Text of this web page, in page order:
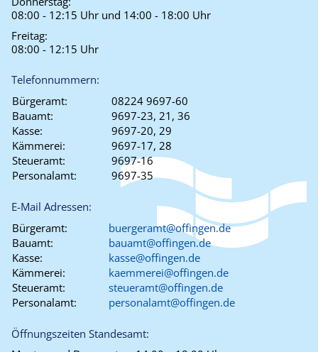
08:00 - 12:15 Uhr und 14:00 - 18:00 Uhr
Freitag:
08:00 - 12:15 Uhr
Telefonnummern:
Bürgeramt:
08224 9697-60
Bauamt:
9697-23, 21, 36
Kasse:
9697-20, 29
Kämmerei:
9697-17, 28
Steueramt:
9697-16
Personalamt:
9697-35
E-Mail Adressen:
Bürgeramt:
buergeramt@offingen.de
Bauamt:
bauamt@offingen.de
Kasse:
kasse@offingen.de
Kämmerei:
kaemmerei@offingen.de
Steueramt:
steueramt@offingen.de
Personalamt:
personalamt@offingen.de
Öffnungszeiten Standesamt: